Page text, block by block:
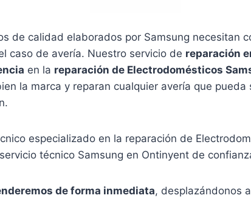
de calidad elaborados por Samsung necesitan
caso de avería. Nuestro servicio de reparación
en la reparación de Electrodomésticos
la marca y reparan cualquier avería que pueda
especializado en la reparación de
técnico Samsung en Ontinyent de
de forma inmediata, desplazándonos